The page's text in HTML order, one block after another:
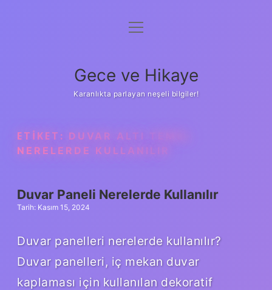
Anasayfa
Yasal Uyarı
menüyü
Gece ve Hikaye
Karanlıkta parlayan neşeli bilgiler!
ETIKET: DUVAR ALTI TEMEL
NERELERDE KULLANILIR
Duvar Paneli Nerelerde Kullanılır
Tarih: Kasım 15, 2024
Duvar panelleri nerelerde kullanılır?
Duvar panelleri, iç mekan duvar
kaplaması için kullanılan dekoratif